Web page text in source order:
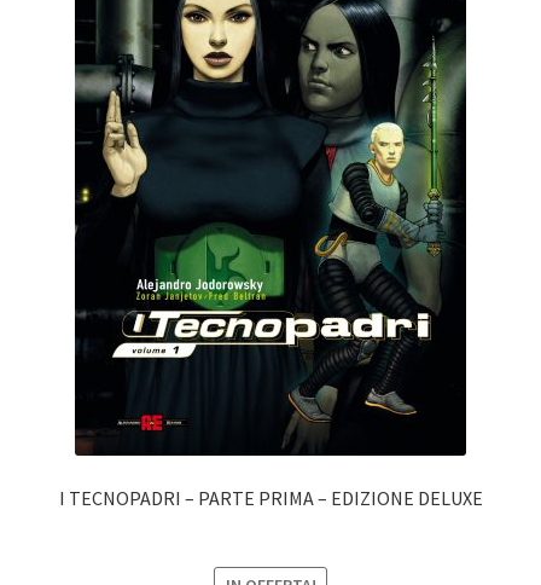
I TECNOPADRI – PARTE PRIMA – EDIZIONE DELUXE